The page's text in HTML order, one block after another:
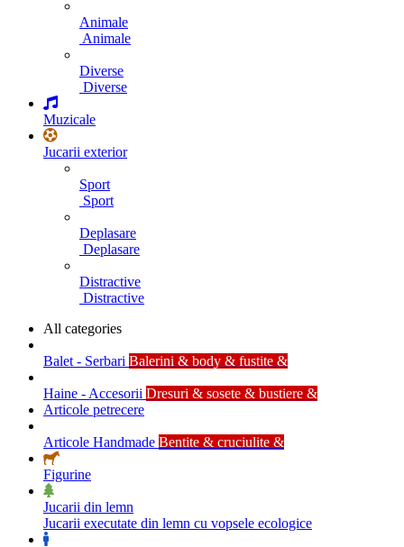
Animale
Animale
Diverse
Diverse
Muzicale
Jucarii exterior
Sport
Sport
Deplasare
Deplasare
Distractive
Distractive
All categories
Balet - Serbari Balerini & body & fustite &
Haine - Accesorii Dresuri & sosete & bustiere &
Articole petrecere
Articole Handmade Bentite & cruciulite &
Figurine
Jucarii din lemn
Jucarii executate din lemn cu vopsele ecologice